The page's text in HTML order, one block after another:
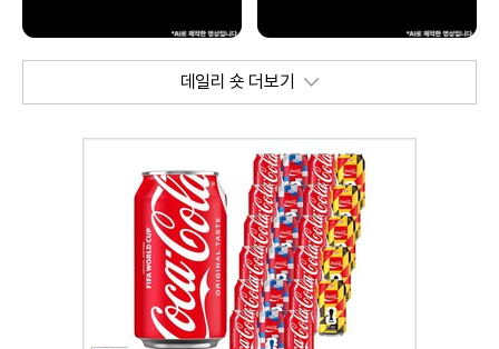
데일리 숏 더보기